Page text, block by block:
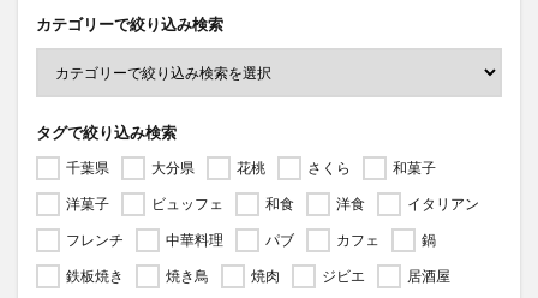
カテゴリーで絞り込み検索
タグで絞り込み検索
千葉県 大分県 花桃 さくら
和菓子
洋菓子
ビュッフェ 和食 洋食
イタリアン
フレンチ
中華料理 パブ カフェ
鍋
鉄板焼き
焼き鳥 焼肉 ジビエ
居酒屋